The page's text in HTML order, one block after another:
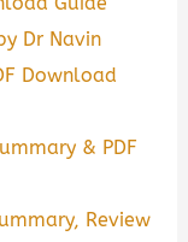
Dr Navin
Download
& PDF
Review